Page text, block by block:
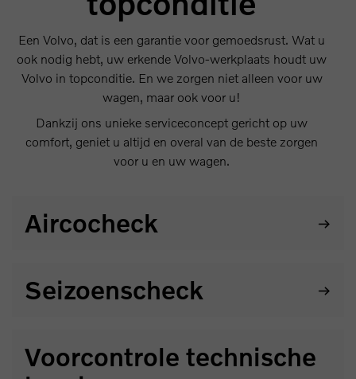
Een Volvo, dat is een garantie voor gemoedsrust. Wat u
ook nodig hebt, uw erkende Volvo-werkplaats houdt uw
Volvo in topconditie. En we zorgen niet alleen voor uw
wagen, maar ook voor u!
Dankzij ons unieke serviceconcept gericht op uw
comfort, geniet u altijd en overal van de beste zorgen
voor u en uw wagen.
Aircocheck
voor uw comfort
Seizoenscheck
22 vitale punten
Voorcontrole technische